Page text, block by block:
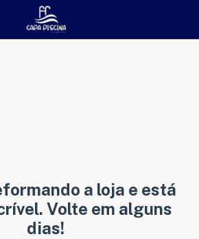
a loja e está
Volte em alguns
dias!